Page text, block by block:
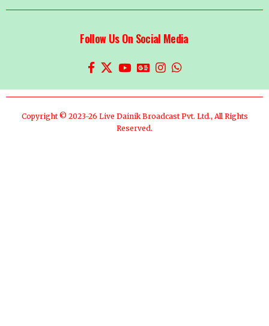
Follow Us On Social Media
Copyright © 2023-26 Live Dainik Broadcast Pvt. Ltd., All Rights
Reserved.